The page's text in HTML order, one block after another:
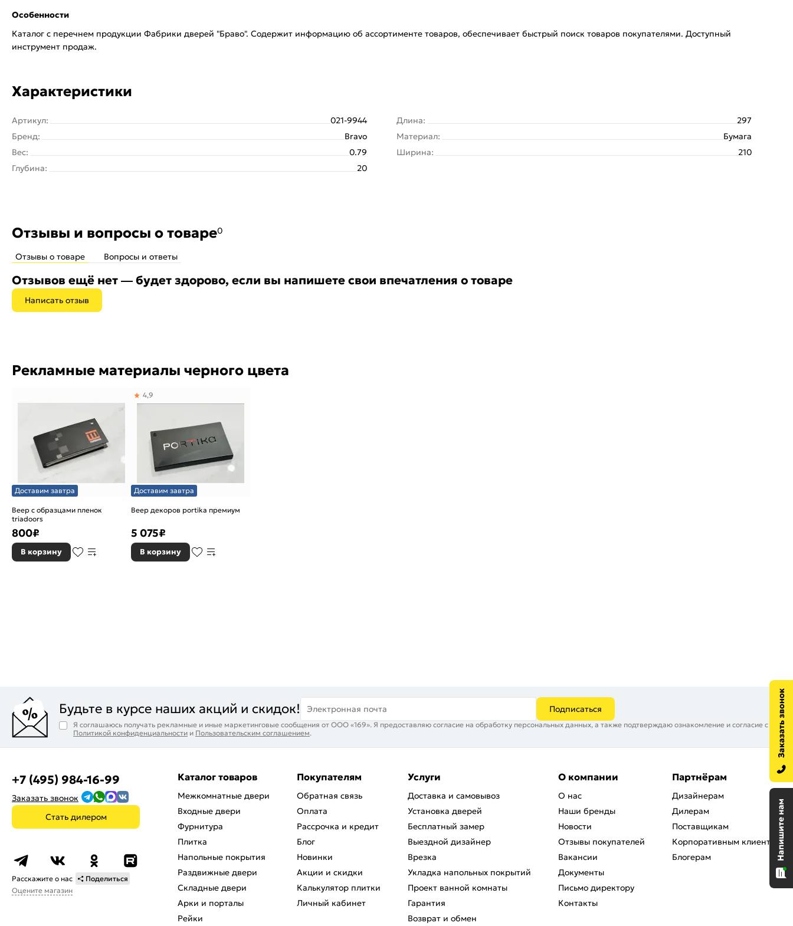
Особенности
Каталог с перечнем продукции Фабрики дверей "Браво". Содержит информацию об ассортименте товаров, обеспечивает быстрый поиск товаров покупателями. Доступный
инструмент продаж.
Характеристики
Артикул:
021-9944
Бренд:
Bravo
Вес:
0.79
Глубина:
20
Длина:
297
Материал:
Бумага
Ширина:
210
Отзывы и вопросы о товаре0
Отзывы о товаре Вопросы и ответы
Отзывов ещё нет — будет здорово, если вы напишете свои впечатления о товаре
Написать отзыв
Рекламные материалы черного цвета
Доставим завтра
Веер с образцами пленок
triadoors
800₽
В корзину
Доставим завтра
Веер декоров portika премиум
4,9
5 075₽
В корзину
Будьте в курсе наших акций и скидок! Электронная почта Подписаться
Я соглашаюсь получать рекламные и иные маркетинговые сообщения от ООО «169». Я предоставляю согласие на обработку персональных данных, а также подтверждаю ознакомление и согласие с
Политикой конфиденциальности и Пользовательским соглашением.
+7 (495) 984-16-99
Заказать звонок
Стать дилером
Расскажите о нас
Поделиться
Оцените магазин
Каталог товаров
Межкомнатные двери
Входные двери
Фурнитура
Плитка
Напольные покрытия
Раздвижные двери
Складные двери
Арки и порталы
Рейки
Покупателям
Обратная связь
Оплата
Рассрочка и кредит
Блог
Новинки
Акции и скидки
Калькулятор плитки
Личный кабинет
Услуги
Доставка и самовывоз
Установка дверей
Бесплатный замер
Выездной дизайнер
Врезка
Укладка напольных покрытий
Проект ванной комнаты
Гарантия
Возврат и обмен
О компании
О нас
Наши бренды
Новости
Отзывы покупателей
Вакансии
Документы
Письмо директору
Контакты
Партнёрам
Дизайнерам
Дилерам
Поставщикам
Корпоративным клиентам
Блогерам